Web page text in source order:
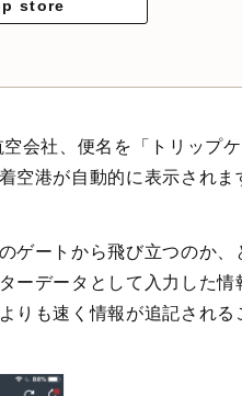
store
会社、便名を「トリップ
空港が自動的に表示されま
ゲートから飛び立つのか、
ーデータとして入力した情
りも速く情報が追記される